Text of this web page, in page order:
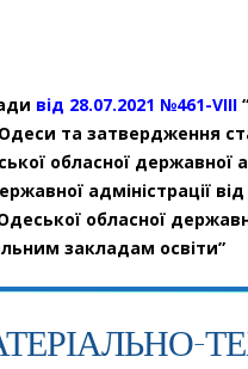
від 28.07.2021 №461-VIII
та затвердження
обласної державної
адміністрації
обласної
закладам освіти”